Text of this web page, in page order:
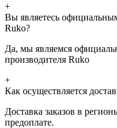
+
Вы являетесь
Ruko?
Да, мы являемся
производителя Ruko
+
Как осуществляется
Доставка заказов в
предоплате.